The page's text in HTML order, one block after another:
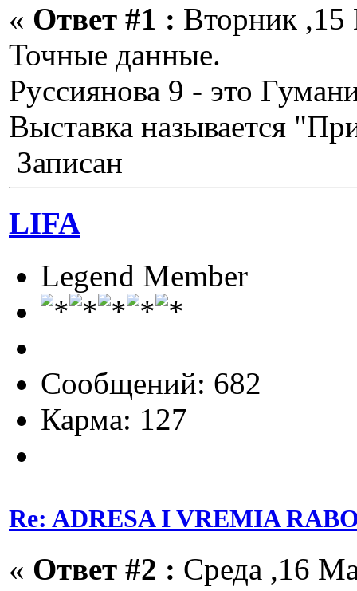
« Ответ #1 : Вторник
Точные данные.
Руссиянова 9 - это
Выставка называется
Записан
LIFA
Legend Member
Сообщений: 682
Карма: 127
Re: ADRESA I VREMIA
« Ответ #2 : Среда ,16